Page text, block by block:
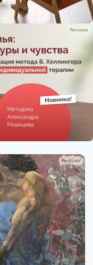
Реклама
Реклама